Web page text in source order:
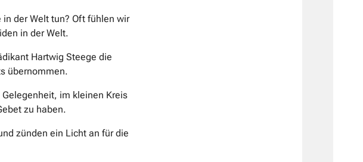
der Welt tun? Oft fühlen wir
in der Welt.
Hartwig Steege die
übernommen.
im kleinen Kreis
zu haben.
zünden ein Licht an für die